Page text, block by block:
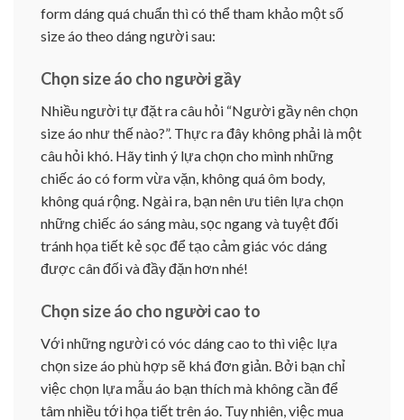
form dáng quá chuẩn thì có thể tham khảo một số
size áo theo dáng người sau:
Chọn size áo cho người gầy
Nhiều người tự đặt ra câu hỏi “Người gầy nên chọn
size áo như thế nào?”. Thực ra đây không phải là một
câu hỏi khó. Hãy tinh ý lựa chọn cho mình những
chiếc áo có form vừa vặn, không quá ôm body,
không quá rộng. Ngài ra, bạn nên ưu tiên lựa chọn
những chiếc áo sáng màu, sọc ngang và tuyệt đối
tránh họa tiết kẻ sọc để tạo cảm giác vóc dáng
được cân đối và đầy đặn hơn nhé!
Chọn size áo cho người cao to
Với những người có vóc dáng cao to thì việc lựa
chọn size áo phù hợp sẽ khá đơn giản. Bởi bạn chỉ
việc chọn lựa mẫu áo bạn thích mà không cần để
tâm nhiều tới họa tiết trên áo. Tuy nhiên, việc mua